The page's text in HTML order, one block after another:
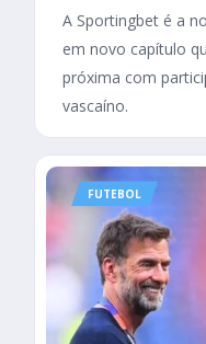
A Sportingbet é a
em novo capítulo
próxima com
vascaíno.
FUTEBOL